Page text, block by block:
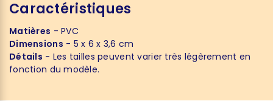
Caractéristiques
Matières - PVC
Dimensions - 5 x 6 x 3,6 cm
Détails - Les tailles peuvent varier très légèrement en
fonction du modèle.